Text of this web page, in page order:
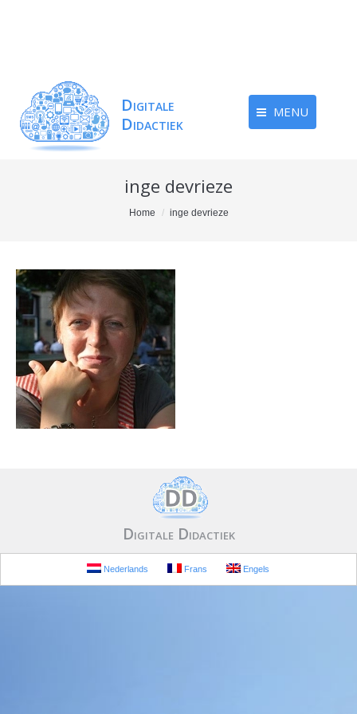
MENU
inge devrieze
Home inge devrieze
Digitale Didactiek
Nederlands Frans Engels